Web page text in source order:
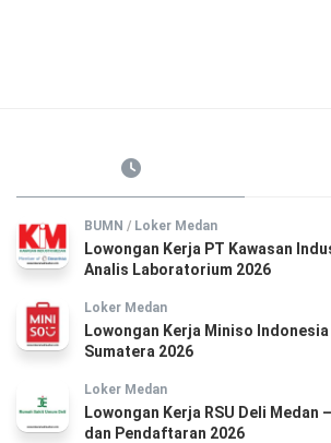
BUMN / Loker Medan
Lowongan Kerja PT Kawasan
Analis Laboratorium 2026
Loker Medan
Lowongan Kerja Miniso
Sumatera 2026
Loker Medan
Lowongan Kerja RSU Deli Medan
dan Pendaftaran 2026